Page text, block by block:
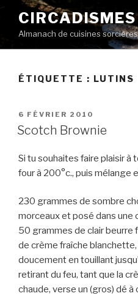
contenu
principal
CIRCADISMES
Almanach de cuisines sorcières
ÉTIQUETTE : LUTINS
PUBLIÉ
LE
6 FÉVRIER 2010
Scotch Brownie
Si tu souhaites faire plaisir à
four à 200°c., puis mélange
230 grammes de sombre
morceaux et posé dans une
50 grammes de clair beurre
de crème fraîche
doucement en touillant
retirant du feu, tant que la
chaude, verse un (gros) dé